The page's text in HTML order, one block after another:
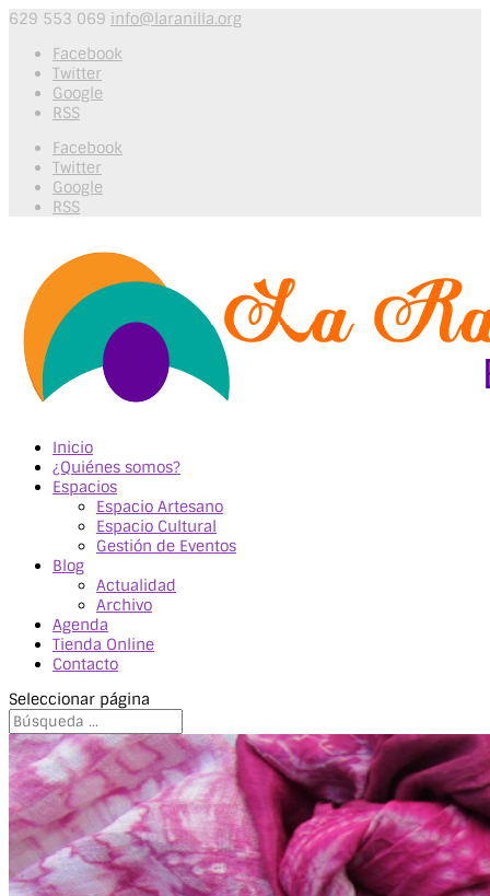
629 553 069 info@laranilla.org
Facebook
Twitter
Google
RSS
Facebook
Twitter
Google
RSS
Inicio
¿Quiénes somos?
Espacios
Espacio Artesano
Espacio Cultural
Gestión de Eventos
Blog
Actualidad
Archivo
Agenda
Tienda Online
Contacto
Seleccionar página